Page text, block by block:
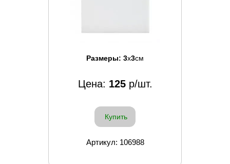
Размеры: 3x3см
Цена: 125р/шт.
Купить
Артикул: 106988